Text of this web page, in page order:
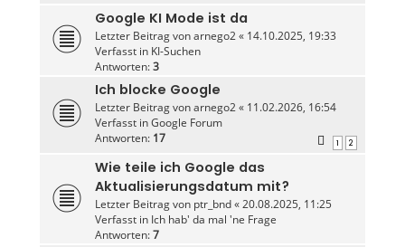
Google KI Mode ist da
Letzter Beitrag vonarnego2« 14.10.2025, 19:33
Verfasst in KI-Suchen
Antworten:3
Ich blocke Google
Letzter Beitrag vonarnego2« 11.02.2026, 16:54
Verfasst inGoogle Forum
Antworten: 17 1 2
Wie teile ich Google das
Aktualisierungsdatum mit?
Letzter Beitrag von ptr_bnd«20.08.2025, 11:25
Verfasst in Ich hab' da mal 'ne Frage
Antworten:7